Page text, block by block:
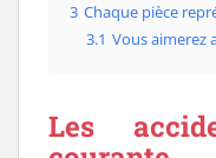
3 Chaque pièce
3.1 Vous aimerez
Les